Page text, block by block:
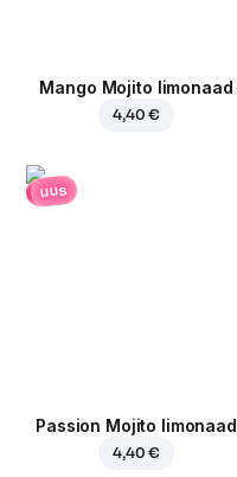
Mango Mojito limonaad
4,40 €
uus
Passion Mojito limonaad
4,40 €